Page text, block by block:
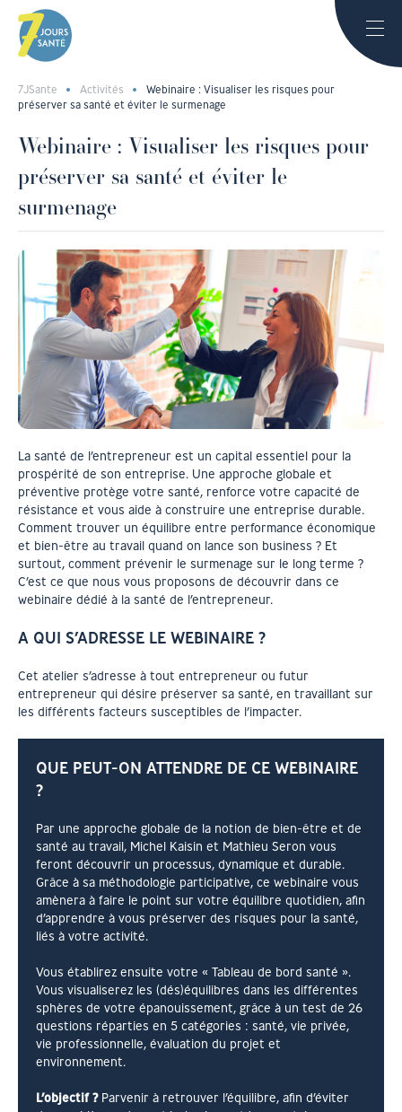
7JSante Activités
Webinaire : Visualiser les risques pour
préserver sa santé et éviter le surmenage
Webinaire : Visualiser les risques pour
préserver sa santé et éviter le
surmenage
La santé de l’entrepreneur est un capital essentiel pour la
prospérité de son entreprise. Une approche globale et
préventive protège votre santé, renforce votre capacité de
résistance et vous aide à construire une entreprise durable.
Comment trouver un équilibre entre performance économique
et bien-être au travail quand on lance son business ? Et
surtout, comment prévenir le surmenage sur le long terme ?
C’est ce que nous vous proposons de découvrir dans ce
webinaire dédié à la santé de l’entrepreneur.
A QUI S’ADRESSE LE WEBINAIRE ?
Cet atelier s’adresse à tout entrepreneur ou futur
entrepreneur qui désire préserver sa santé, en travaillant sur
les différents facteurs susceptibles de l’impacter.
QUE PEUT-ON ATTENDRE DE CE WEBINAIRE
?
Par une approche globale de la notion de bien-être et de
santé au travail, Michel Kaisin et Mathieu Seron vous
feront découvrir un processus, dynamique et durable.
Grâce à sa méthodologie participative, ce webinaire vous
amènera à faire le point sur votre équilibre quotidien, afin
d’apprendre à vous préserver des risques pour la santé,
liés à votre activité.
Vous établirez ensuite votre « Tableau de bord santé ».
Vous visualiserez les (dés)équilibres dans les différentes
sphères de votre épanouissement, grâce à un test de 26
questions réparties en 5 catégories : santé, vie privée,
vie professionnelle, évaluation du projet et
environnement.
L’objectif ?Parvenir à retrouver l’équilibre, afin d’éviter